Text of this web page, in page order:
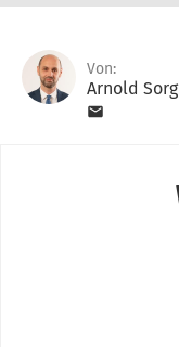
Von:
Arnold Sorg